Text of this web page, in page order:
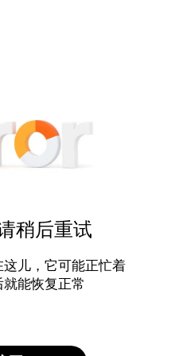
稍后重试
儿，它可能正忙着
能恢复正常